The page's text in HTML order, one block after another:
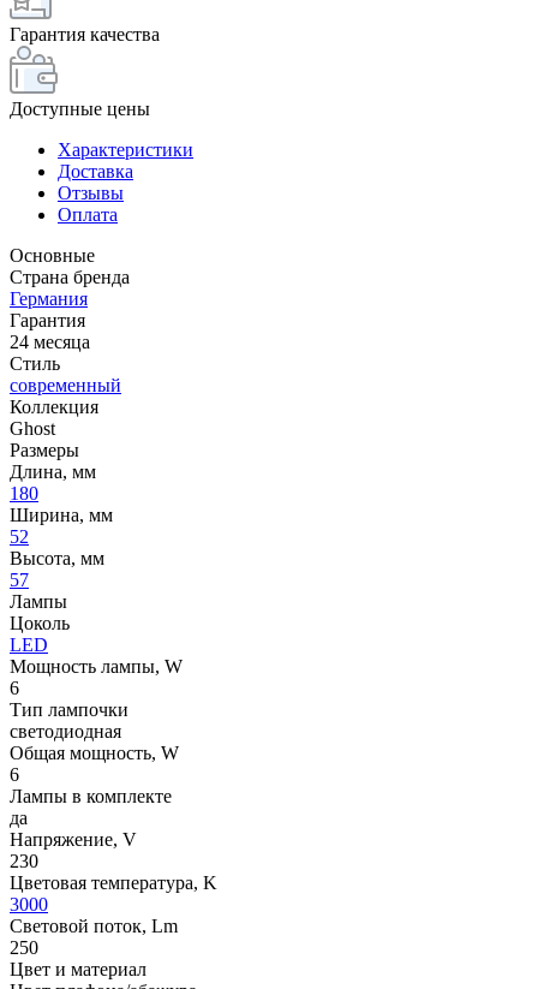
Гарантия качества
Доступные цены
Характеристики
Доставка
Отзывы
Оплата
Основные
Страна бренда
Германия
Гарантия
24 месяца
Стиль
современный
Коллекция
Ghost
Размеры
Длина, мм
180
Ширина, мм
52
Высота, мм
57
Лампы
Цоколь
LED
Мощность лампы, W
6
Тип лампочки
светодиодная
Общая мощность, W
6
Лампы в комплекте
да
Напряжение, V
230
Цветовая температура, K
3000
Световой поток, Lm
250
Цвет и материал